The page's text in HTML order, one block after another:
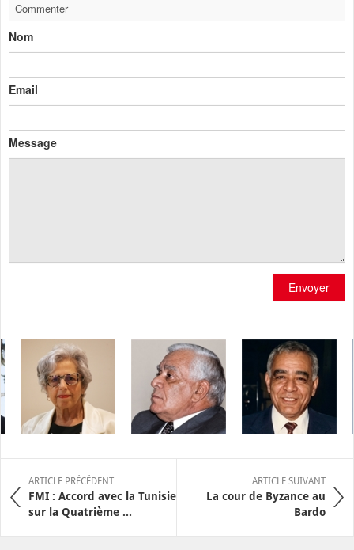
Commenter
Nom
Email
Message
Envoyer
ARTICLE PRÉCÉDENT
FMI : Accord avec la Tunisie
sur la Quatrième ...
ARTICLE SUIVANT
La cour de Byzance au
Bardo